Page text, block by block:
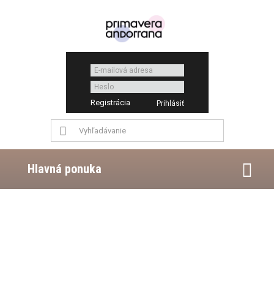
Registrácia
Hlavná ponuka